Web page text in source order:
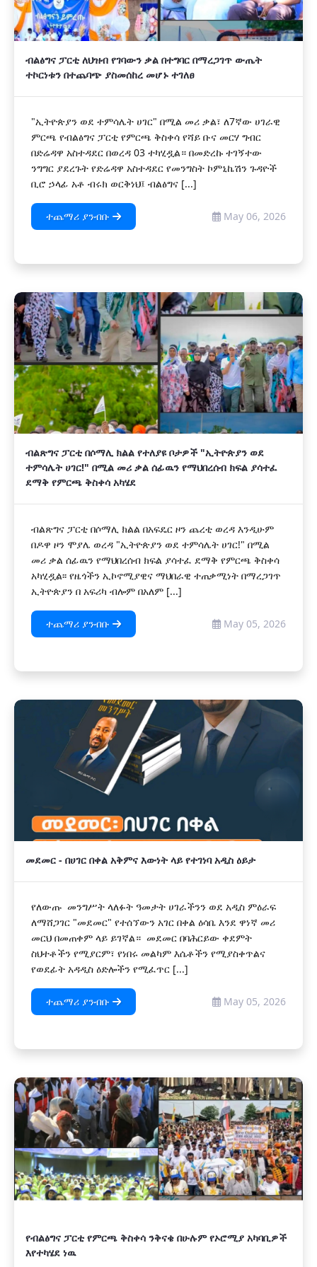
ብልፅግና ፓርቲ ለህዝብ የገባውን ቃል በተግባር በማረጋገጥ ውጤት
ተኮርነቱን በተጨባጭ ያስመሰከረ መሆኑ ተገለፀ
"ኢትዮጵያን ወደ ተምሳሌት ሀገር" በሚል መሪ ቃል፣ ለ7ኛው ሀገራዊ
ምርጫ የብልፅግና ፓርቲ የምርጫ ቅስቀሳ የሻይ ቡና መርሃ ግብር
በድሬዳዋ አስተዳደር በወረዳ 03 ተካሂዷል። በመድረኩ ተገኝተው
ንግግር ያደረጉት የድሬዳዋ አስተዳደር የመንግስት ኮምኒኬሽን ጉዳዮች
ቢሮ ኃላፊ አቶ ብሩክ ወርቅነህ፤ ብልፅግና [...]
ተጨማሪ ያንብቡ May 06, 2026
ብልጽግና ፓርቲ በሶማሊ ክልል የተለያዩ ቦታዎች "ኢትዮጵያን ወደ
ተምሳሌት ሀገር!" በሚል መሪ ቃል ሰፊዉን የማህበረሰብ ክፍል ያሳተፈ
ደማቅ የምርጫ ቅስቀሳ አካሄደ
ብልጽግና ፓርቲ በሶማሊ ክልል በአፍዴር ዞን ጨረቲ ወረዳ እንዲሁም
በዶዋ ዞን ሞያሌ ወረዳ "ኢትዮጵያን ወደ ተምሳሌት ሀገር!" በሚል
መሪ ቃል ሰፊዉን የማህበረሰብ ክፍል ያሳተፈ ደማቅ የምርጫ ቅስቀሳ
አካሂዷል፡፡ የዜጎችን ኢኮኖሚያዊና ማህበራዊ ተጠቃሚነት በማረጋገጥ
ኢትዮጵያን በ አፍሪካ ብሎም በአለም [...]
ተጨማሪ ያንብቡ May 05, 2026
መደመር - በሀገር በቀል አቅምና እውነት ላይ የተገነባ አዲስ ዕይታ
የለውጡ መንግሥት ላለፉት ዓመታት ሀገራችንን ወደ አዲስ ምዕራፍ
ለማሸጋገር "መደመር" የተሰኘውን አገር በቀል ዕሳቤ እንደ ዋነኛ መሪ
መርህ በመጠቀም ላይ ይገኛል። መደመር በባሕርይው ቀደምት
ስህተቶችን የሚያርም፣ የነበሩ መልካም እሴቶችን የሚያስቀጥልና
የወደፊት አዳዲስ ዕድሎችን የሚፈጥር [...]
ተጨማሪ ያንብቡ May 05, 2026
የብልፅግና ፓርቲ የምርጫ ቅስቀሳ ንቅናቄ በሁሉም የኦሮሚያ አካባቢዎች
እየተካሄደ ነዉ